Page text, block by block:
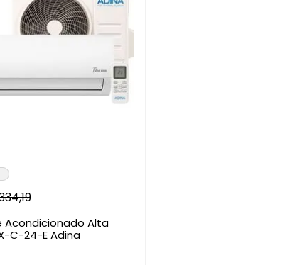
,19
Acondicionado Alta
C-24-E Adina